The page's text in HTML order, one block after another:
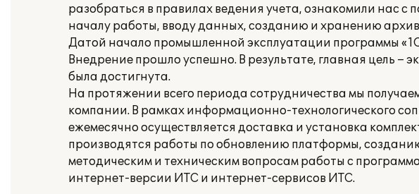
разобраться в правилах ведения учета, ознакомили нас
началу работы, вводу данных, созданию и хранению
Датой начало промышленной эксплуатации программы
Внедрение прошло успешно. В результате, главная цель –
была достигнута.
На протяжении всего периода сотрудничества мы
компании. В рамках информационно-технологического
ежемесячно осуществляется доставка и установка
производятся работы по обновлению платформы,
методическим и техническим вопросам работы с
интернет-версии ИТС и интернет-сервисов ИТС.